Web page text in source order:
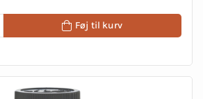
Føj til kurv